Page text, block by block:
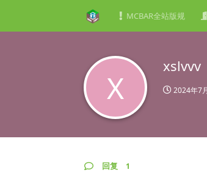
MCBAR全站版规
X
xslvvv
2024年7
回复 1